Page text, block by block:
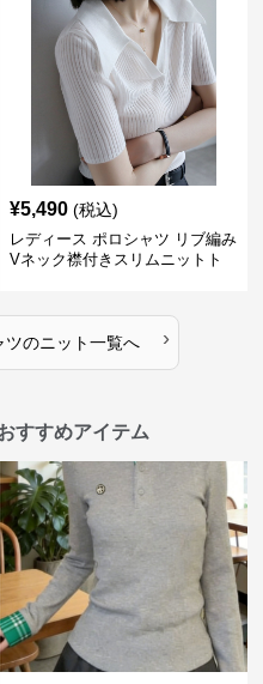
¥5,490 (税込)
レディース ポロシャツ リブ編み
Vネック襟付きスリムニットト
ツのニット一覧へ ›
すすめアイテム